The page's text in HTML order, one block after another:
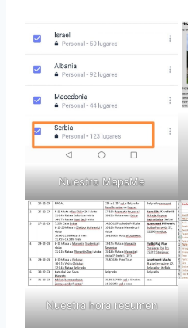
Nuestro MapsMe
Nuestra hora resumen